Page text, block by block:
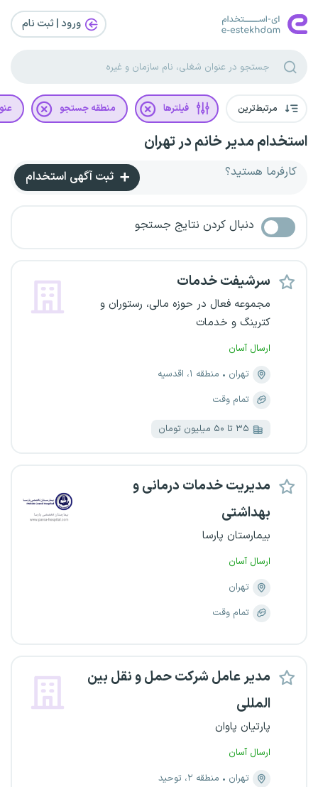
ورود | ثبت‌ نام
مرتبط‌ترین فیلترها منطقه جستجو
استخدام مدیر خانم در تهران
کارفرما هستید؟ ثبت آگهی استخدام
دنبال کردن نتایج جستجو
سرشیفت خدمات
مجموعه فعال در حوزه مالی، رستوران و
کترینگ و خدمات
ارسال آسان
تهران
منطقه ۱، اقدسیه
تمام وقت
۳۵ تا ۵۰ میلیون تومان
مدیریت خدمات درمانی و
بهداشتی
بیمارستان پارسا
ارسال آسان
تهران
تمام وقت
مدیر عامل شرکت حمل و نقل بین
المللی
پارتیان پاوان
ارسال آسان
تهران
منطقه ۲، توحید